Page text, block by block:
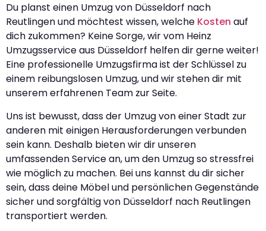
Du planst einen Umzug von Düsseldorf nach
Reutlingen und möchtest wissen, welche Kosten auf
dich zukommen? Keine Sorge, wir vom Heinz
Umzugsservice aus Düsseldorf helfen dir gerne weiter!
Eine professionelle Umzugsfirma ist der Schlüssel zu
einem reibungslosen Umzug, und wir stehen dir mit
unserem erfahrenen Team zur Seite.
Uns ist bewusst, dass der Umzug von einer Stadt zur
anderen mit einigen Herausforderungen verbunden
sein kann. Deshalb bieten wir dir unseren
umfassenden Service an, um den Umzug so stressfrei
wie möglich zu machen. Bei uns kannst du dir sicher
sein, dass deine Möbel und persönlichen Gegenstände
sicher und sorgfältig von Düsseldorf nach Reutlingen
transportiert werden.